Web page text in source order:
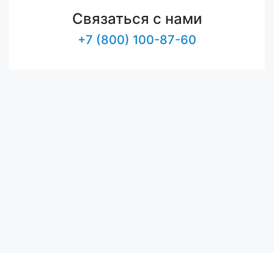
Связаться с нами
+7 (800) 100-87-60